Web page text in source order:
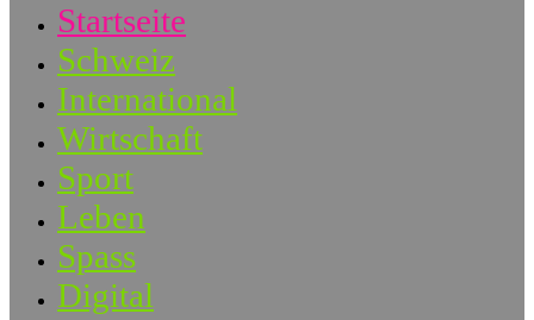
Startseite
Schweiz
International
Wirtschaft
Sport
Leben
Spass
Digital